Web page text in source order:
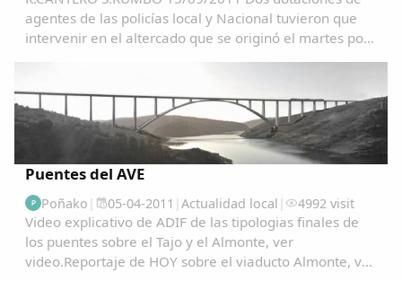
agentes de las policías local y Nacional tuvieron que
intervenir en el altercado que se originó el martes por
Puentes del AVE
P Poñako | 05-04-2011 | Actualidad local | 4992 visit
Video explicativo de ADIF de las tipologias finales de
los puentes sobre el Tajo y el Almonte, ver
video.Reportaje de HOY sobre el viaducto Almonte, ver